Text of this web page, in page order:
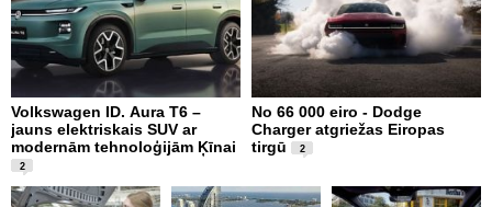
Volkswagen ID. Aura T6 –
jauns elektriskais SUV ar
modernām tehnoloģijām Ķīnai
2
No 66 000 eiro - Dodge
Charger atgriežas Eiropas
tirgū
2